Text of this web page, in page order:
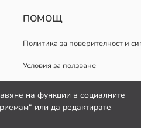
на функции в социалните
или да редактирате
с подобни цветове. Това
а след това се
ПОМОЩ
Политика за поверителност и
Условия за ползване